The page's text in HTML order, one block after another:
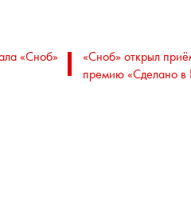
«Сноб»
«Сноб» открыл
премию «Сделано